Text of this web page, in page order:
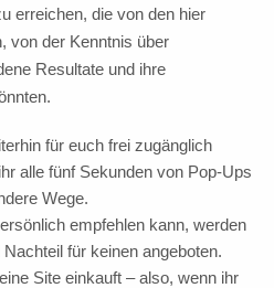
erreichen, die von den hier
von der Kenntnis über
Resultate und ihre
für euch frei zugänglich
alle fünf Sekunden von Pop-Ups
Wege.
empfehlen kann, werden
für keinen angeboten.
Site einkauft – also, wenn ihr